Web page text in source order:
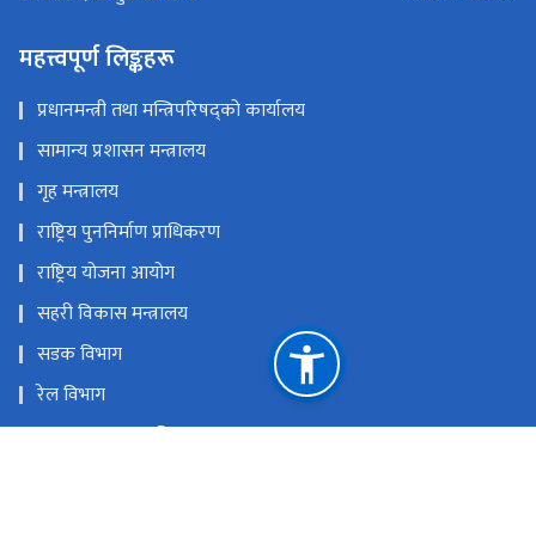
महत्त्वपूर्ण लिङ्कहरू
प्रधानमन्त्री तथा मन्त्रिपरिषद्को कार्यालय
सामान्य प्रशासन मन्त्रालय
गृह मन्त्रालय
राष्ट्रिय पुननिर्माण प्राधिकरण
राष्ट्रिय योजना आयोग
सहरी विकास मन्त्रालय
सडक विभाग
रेल विभाग
यातायात व्यवस्था विभाग